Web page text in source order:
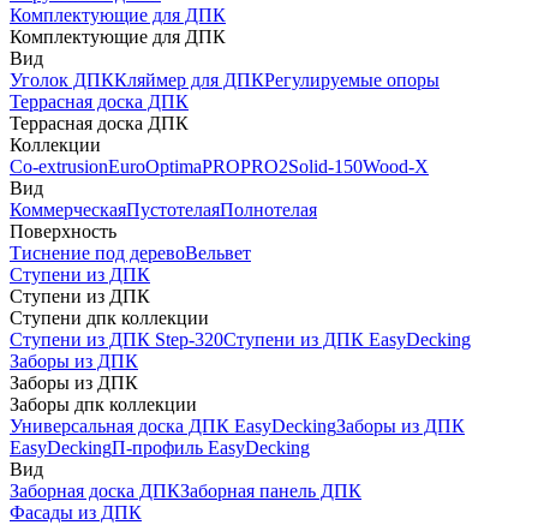
Комплектующие для ДПК
Комплектующие для ДПК
Вид
Уголок ДПККляймер для ДПКРегулируемые опоры
Террасная доска ДПК
Террасная доска ДПК
Коллекции
Co-extrusionEuroOptimaPROPRO2Solid-150Wood-X
Вид
КоммерческаяПустотелаяПолнотелая
Поверхность
Тиснение под деревоВельвет
Ступени из ДПК
Ступени из ДПК
Ступени дпк коллекции
Ступени из ДПК Step-320Ступени из ДПК EasyDecking
Заборы из ДПК
Заборы из ДПК
Заборы дпк коллекции
Универсальная доска ДПК EasyDeckingЗаборы из ДПК
EasyDeckingП-профиль EasyDecking
Вид
Заборная доска ДПКЗаборная панель ДПК
Фасады из ДПК